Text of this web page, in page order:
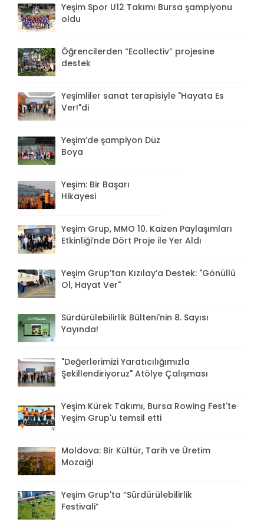
Yeşim Spor U12 Takımı Bursa şampiyonu
oldu
Öğrencilerden “Ecollectiv” projesine
destek
Yeşimliler sanat terapisiyle "Hayata Es
Ver!"di
Yeşim’de şampiyon Düz
Boya
Yeşim: Bir Başarı
Hikayesi
Yeşim Grup, MMO 10. Kaizen Paylaşımları
Etkinliği’nde Dört Proje ile Yer Aldı
Yeşim Grup’tan Kızılay’a Destek: "Gönüllü
Ol, Hayat Ver"
Sürdürülebilirlik Bülteni'nin 8. Sayısı
Yayında!
"Değerlerimizi Yaratıcılığımızla
Şekillendiriyoruz" Atölye Çalışması
Yeşim Kürek Takımı, Bursa Rowing Fest'te
Yeşim Grup'u temsil etti
Moldova: Bir Kültür, Tarih ve Üretim
Mozaiği
Yeşim Grup'ta “Sürdürülebilirlik
Festivali”